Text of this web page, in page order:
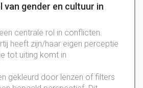
van gender en cultuur in
centrale rol in conflicten.
heeft zijn/haar eigen perceptie
tot uiting komt in
gekleurd door lenzen of filters